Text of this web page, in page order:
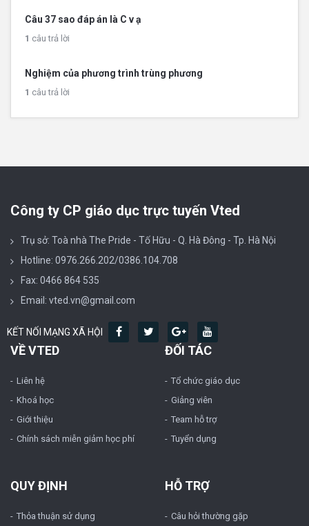
Câu 37 sao đáp án là C v ạ
1 câu trả lời
Nghiệm của phương trình trùng phương
1 câu trả lời
Công ty CP giáo dục trực tuyến Vted
Trụ sở: Toà nhà The Pride - Tố Hữu - Q. Hà Đông - Tp. Hà Nội
Hotline: 0976.266.202/0386.104.708
Fax: 0466 864 535
Email: vted.vn@gmail.com
KẾT NỐI MẠNG XÃ HỘI
VỀ VTED
Liên hệ
Khoá học
Giới thiệu
Chính sách miễn giảm học phí
ĐỐI TÁC
Tổ chức giáo dục
Giảng viên
Team hỗ trợ
Tuyển dụng
QUY ĐỊNH
Thỏa thuận sử dụng
HỖ TRỢ
Câu hỏi thường gặp